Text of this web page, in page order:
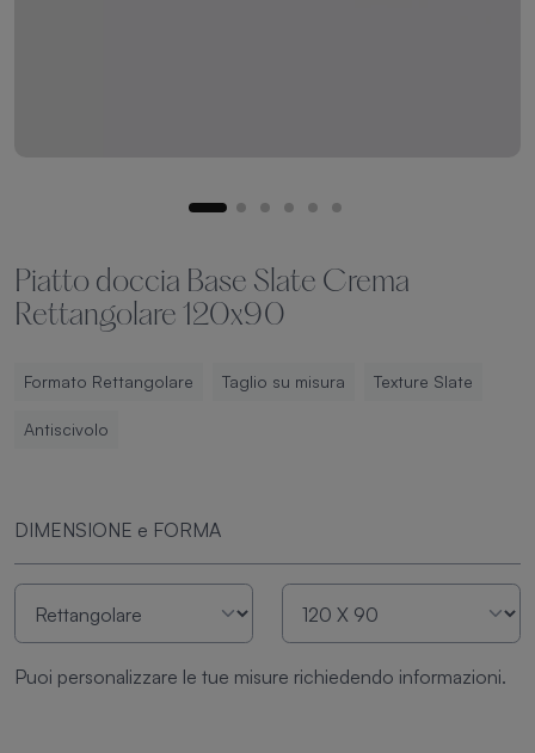
Piatto doccia Base Slate Crema
Rettangolare 120x90
Formato Rettangolare Taglio su misura Texture Slate
Antiscivolo
DIMENSIONE e FORMA
Puoi personalizzare le tue misure richiedendo informazioni.